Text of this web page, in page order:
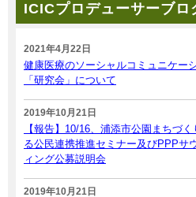
ICICプロデューサーブロ
2021年4月22日
健康医療のソーシャルコミュニケー
「研究会」について
2019年10月21日
【報告】10/16、浦添市公園まちづ
る公民連携推進セミナー及びPPPサ
ィング公募説明会
2019年10月21日